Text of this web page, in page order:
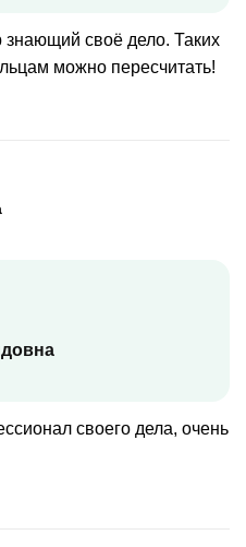
своё дело. Таких
можно пересчитать!
своего дела, очень